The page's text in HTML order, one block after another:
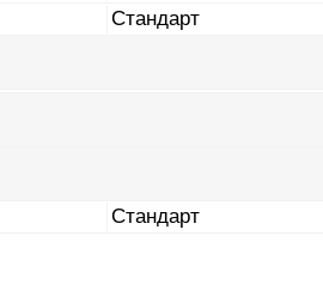
Стандарт
Стандарт